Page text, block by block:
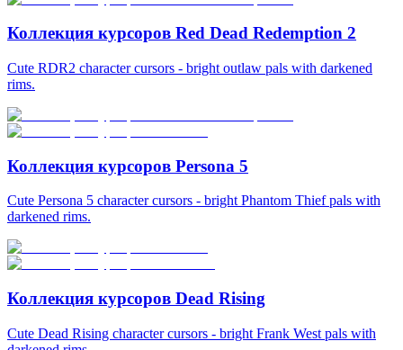
Коллекция курсоров Red Dead Redemption 2
Cute RDR2 character cursors - bright outlaw pals with darkened
rims.
Коллекция курсоров Persona 5
Cute Persona 5 character cursors - bright Phantom Thief pals with
darkened rims.
Коллекция курсоров Dead Rising
Cute Dead Rising character cursors - bright Frank West pals with